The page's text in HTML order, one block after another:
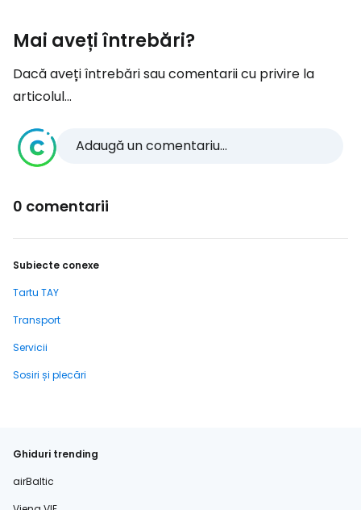
Mai aveți întrebări?
Dacă aveți întrebări sau comentarii cu privire la
articolul...
Adaugă un comentariu...
0 comentarii
Subiecte conexe
Tartu TAY
Transport
Servicii
Sosiri și plecări
Ghiduri trending
airBaltic